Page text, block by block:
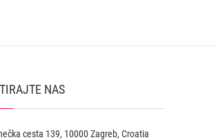
NAS
cesta 139, 10000 Zagreb, Croatia